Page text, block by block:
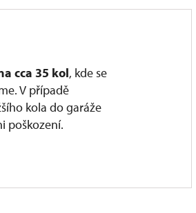
cca 35 kol, kde se
V případě
kola do garáže
poškození.